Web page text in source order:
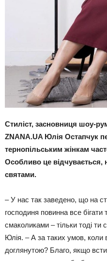
Стиліст, засновниця шоу-
ZNANA.UA Юлія Остапчук
тернопільським жінкам
Особливо це відчувається,
святами.
– У нас так заведено, що на
господиня повинна все бігати
смаколиками – тільки тоді ти
Юлія. – А за таких умов, коли
доглянутою? Благо, якщо